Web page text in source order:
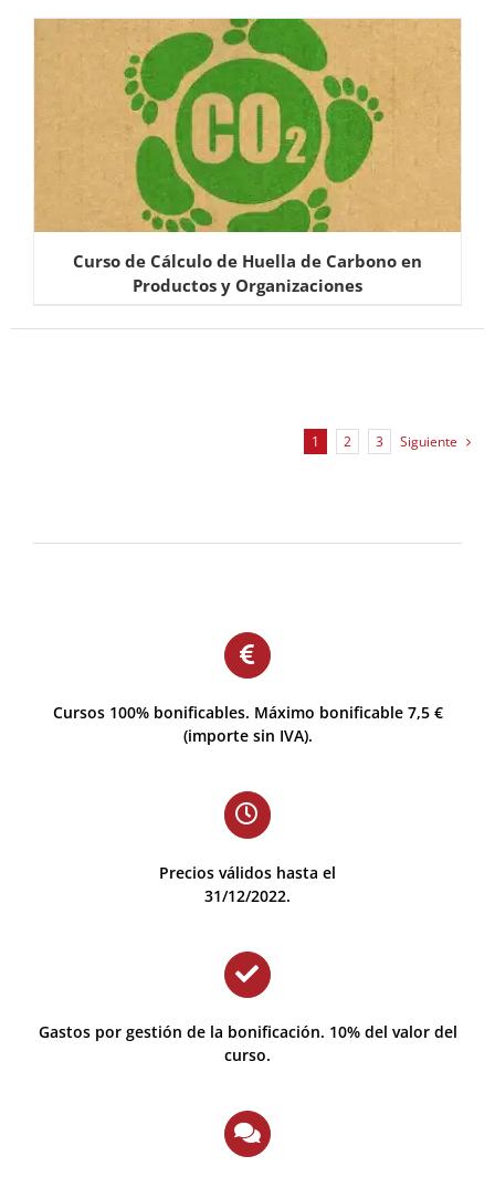
Curso de Cálculo de Huella de Carbono en
Productos y Organizaciones
1 2 3 Siguiente
Cursos 100% bonificables. Máximo bonificable 7,5 €
(importe sin IVA).
Precios válidos hasta el
31/12/2022.
Gastos por gestión de la bonificación. 10% del valor del
curso.